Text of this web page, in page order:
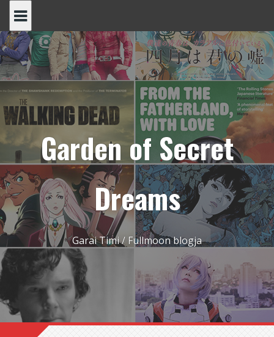
content
Garden of Secret
Dreams
Garai Timi / Fullmoon blogja